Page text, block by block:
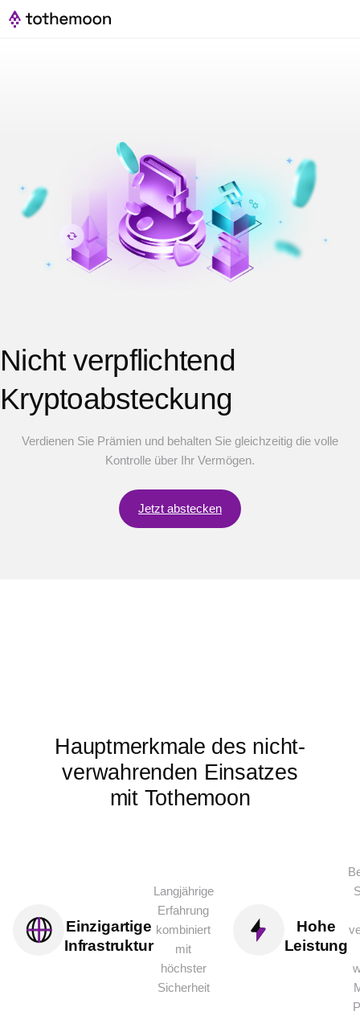
Nicht verpflichtend
Kryptoabsteckung
Verdienen Sie Prämien und behalten Sie gleichzeitig die volle
Kontrolle über Ihr Vermögen.
Jetzt abstecken
Hauptmerkmale des nicht-
verwahrenden Einsatzes
mit Tothemoon
Einzigartige
Infrastruktur
Langjährige
Erfahrung
kombiniert
mit
höchster
Sicherheit
Hohe
Leistung